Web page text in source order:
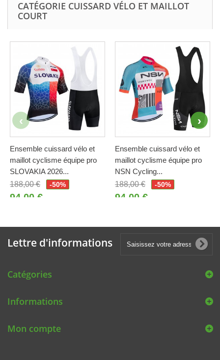
CATÉGORIE CUISSARD VÉLO ET MAILLOT
COURT
Ensemble cuissard vélo et
maillot cyclisme équipe pro
SLOVAKIA 2026...
188,00 €
-50%
94,00 €
Ensemble cuissard vélo et
maillot cyclisme équipe pro
NSN Cycling...
188,00 €
-50%
94,00 €
Lettre d'informations
Catégories
Informations
Mon compte